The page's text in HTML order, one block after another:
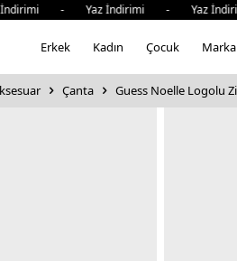
- Yaz İndirimi - Yaz
Erkek Kadın Çocuk
Çanta Guess Noelle Logolu